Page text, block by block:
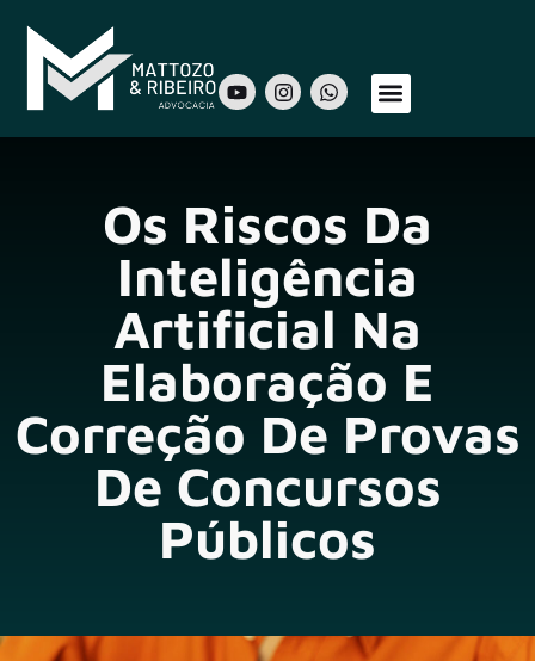
Os Riscos Da
Inteligência
Artificial Na
Elaboração E
Correção De Provas
De Concursos
Públicos